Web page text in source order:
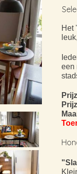
Het
een